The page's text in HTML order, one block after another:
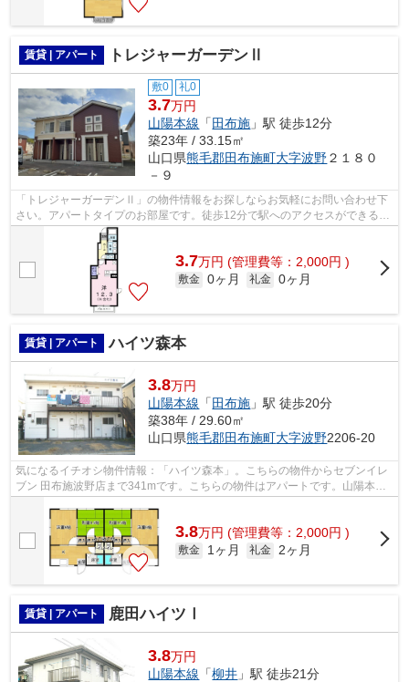
賃貸 | アパート トレジャーガーデンⅡ
敷0 礼0
3.7万円
山陽本線 「 田布施 」駅 徒歩12分
築23年 / 33.15㎡
山口県熊毛郡田布施町大字波野２１８０
－９
「トレジャーガーデンⅡ」の物件情報をお探しならお気軽にお問い合わせ下
さい。アパートタイプのお部屋です。徒歩12分で駅へのアクセスができる物
件です。新たな生活を始めるために、賃...
3.7万円 (管理費等：2,000円 )
敷金 0ヶ月 礼金 0ヶ月
賃貸 | アパート ハイツ森本
3.8万円
山陽本線 「 田布施 」駅 徒歩20分
築38年 / 29.60㎡
山口県熊毛郡田布施町大字波野2206-20
気になるイチオシ物件情報：「ハイツ森本」。こちらの物件からセブンイレ
ブン 田布施波野店まで341mです。こちらの物件はアパートです。山陽本線
3.8万円 (管理費等：2,000円 )
敷金 1ヶ月 礼金 2ヶ月
賃貸 | アパート 鹿田ハイツⅠ
3.8万円
山陽本線 「柳井 」駅 徒歩21分